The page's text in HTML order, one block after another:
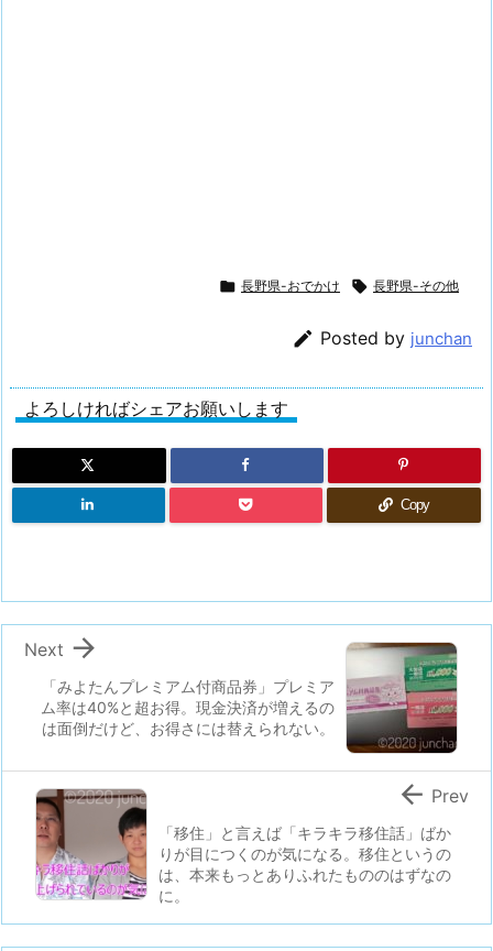
 長野県-おでかけ  長野県-その他
 Posted by junchan
よろしければシェアお願いします
Copy
「みよたんプレミアム付商品券」プレミア
ム率は40%と超お得。現金決済が増えるの
は面倒だけど、お得さには替えられない。

Next
「移住」と言えば「キラキラ移住話」ばか
りが目につくのが気になる。移住というの
は、本来もっとありふれたもののはずなの
に。
 Prev